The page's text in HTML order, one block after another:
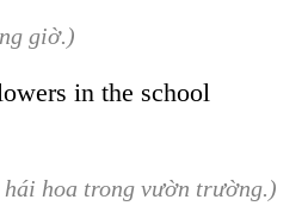
giờ.)
in the school
hoa trong vườn trường.)